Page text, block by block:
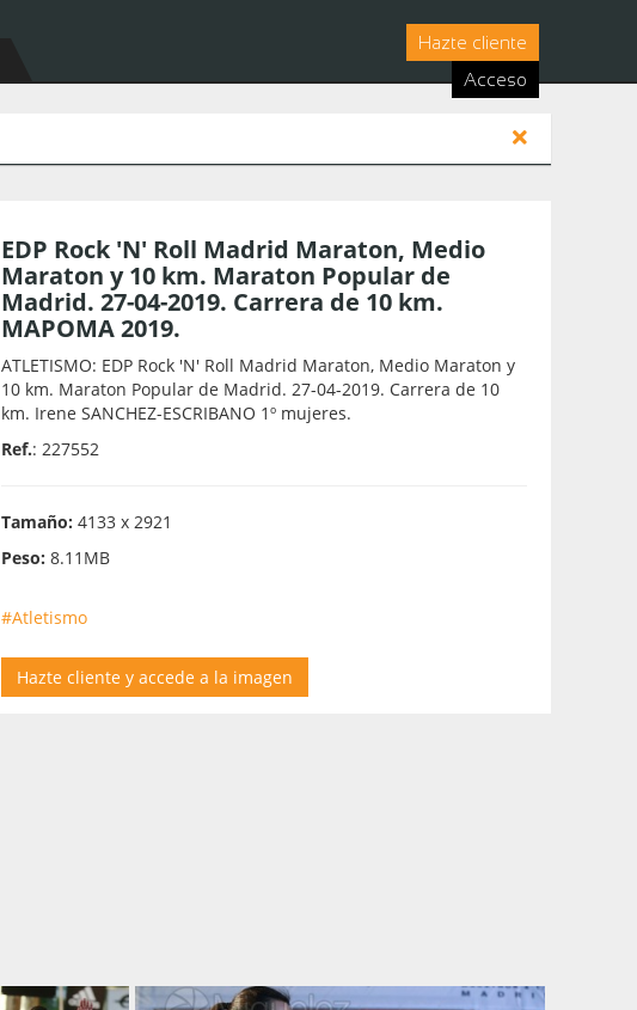
Hazte cliente
Acceso
EDP Rock 'N' Roll Madrid Maraton, Medio
Maraton y 10 km. Maraton Popular de
Madrid. 27-04-2019. Carrera de 10 km.
MAPOMA 2019.
ATLETISMO: EDP Rock 'N' Roll Madrid Maraton, Medio Maraton y
10 km. Maraton Popular de Madrid. 27-04-2019. Carrera de 10
km. Irene SANCHEZ-ESCRIBANO 1º mujeres.
Ref.: 227552
Tamaño: 4133 x 2921
Peso: 8.11MB
#Atletismo
Hazte cliente y accede a la imagen